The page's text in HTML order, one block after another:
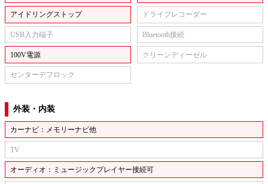
アイドリングストップ ドライブレコーダー
USB入力端子 Bluetooth接続
100V電源 クリーンディーゼル
センターデフロック
外装・内装
カーナビ：メモリーナビ他
TV
オーディオ：ミュージックプレイヤー接続可